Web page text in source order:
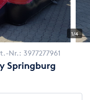
1/4
Nr.: 3977277961
Springburg